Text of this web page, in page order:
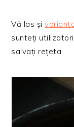
Vă las și
sunteți
salvați rețeta.